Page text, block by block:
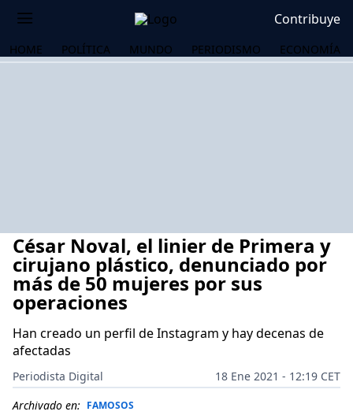
Contribuye
HOME POLÍTICA MUNDO PERIODISMO ECONOMÍA
César Noval, el linier de Primera y
cirujano plástico, denunciado por
más de 50 mujeres por sus
operaciones
Han creado un perfil de Instagram y hay decenas de
afectadas
Periodista Digital
18 Ene 2021 - 12:19 CET
Archivado en: FAMOSOS